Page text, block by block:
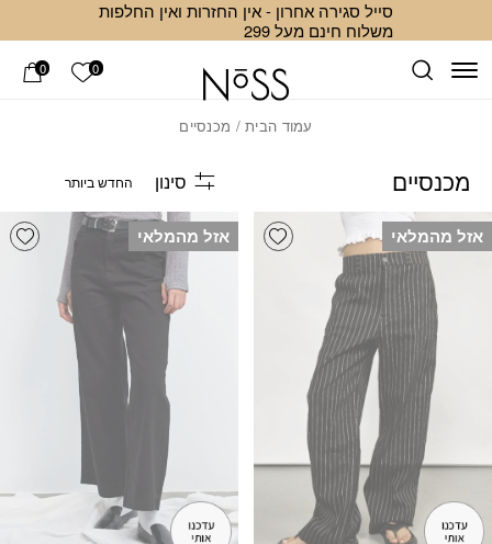
Skip to Contentסייל סגירה אחרון - אין החזרות ואין החלפות
משלוח חינם מעל 299
0 הרשימה
0
עמוד הבית/ מכנסיים
מכנסיים סינון
Add wishlist אזל מהמלאי אזל מהמלאי